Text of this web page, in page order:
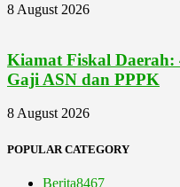
8 August 2026
Kiamat Fiskal Daerah:
Gaji ASN dan PPPK
8 August 2026
POPULAR CATEGORY
Berita8467